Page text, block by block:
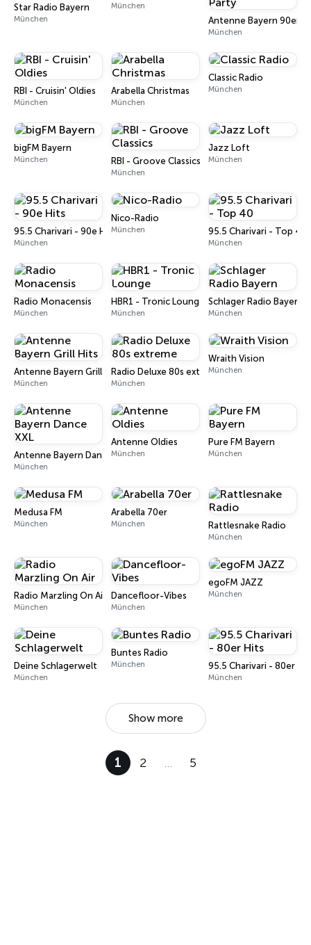
Star Radio Bayern
München
München
Antenne Bayern 90er
München
RBI - Cruisin' Oldies
München
Arabella Christmas
München
Classic Radio
München
bigFM Bayern
München RBI - Groove Classics
München
Jazz Loft
München
95.5 Charivari - 90e Hits
München
Nico-Radio
München 95.5 Charivari - Top 40
München
Radio Monacensis
München
HBR1 - Tronic Lounge
München
Schlager Radio Bayern
München
Antenne Bayern Grill Hits
München
Radio Deluxe 80s extreme
München
Wraith Vision
München
Antenne Bayern Dance XXL
München
Antenne Oldies
München
Pure FM Bayern
München
Medusa FM
München
Arabella 70er
München Rattlesnake Radio
München
Radio Marzling On Air
München
Dancefloor-Vibes
München
egoFM JAZZ
München
Deine Schlagerwelt
München
Buntes Radio
München 95.5 Charivari - 80er
München
Show more
1 2 … 5